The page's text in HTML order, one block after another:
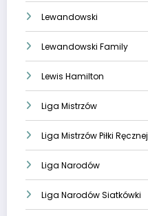
Lewandowski
Lewandowski Family
Lewis Hamilton
Liga Mistrzów
Liga Mistrzów Piłki Ręcznej
Liga Narodów
Liga Narodów Siatkówki